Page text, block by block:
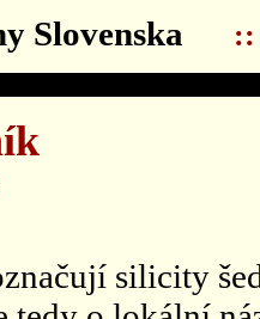
Slovenska ::
silicity